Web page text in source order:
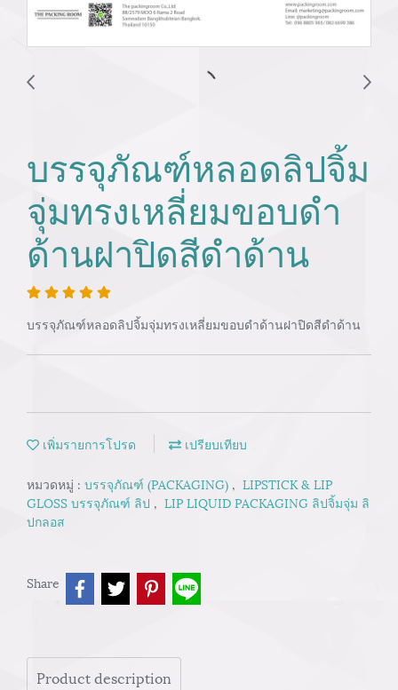
บรรจุภัณฑ์หลอดลิปจิ้ม
จุ่มทรงเหลี่ยมขอบดำ
ด้านฝาปิดสีดำด้าน
บรรจุภัณฑ์หลอดลิปจิ้มจุ่มทรงเหลี่ยมขอบดำด้านฝาปิดสีดำด้าน
เพิ่มรายการโปรด เปรียบเทียบ
หมวดหมู่ : บรรจุภัณฑ์ (PACKAGING) , LIPSTICK & LIP
GLOSS บรรจุภัณฑ์ ลิป , LIP LIQUID PACKAGING ลิปจิ้มจุ่ม ลิ
ปกลอส
Share
Product description